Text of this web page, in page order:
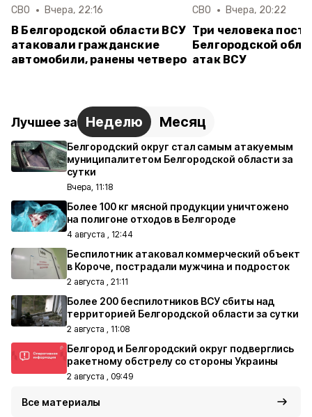
СВО Вчера, 22:16
В Белгородской области ВСУ
атаковали гражданские
автомобили, ранены четверо
СВО Вчера, 20:22
Три человека
Белгородской
атак ВСУ
Лучшее за Неделю Месяц
Белгородский округ стал самым атакуемым
муниципалитетом Белгородской области за
сутки
Вчера, 11:18
Более 100 кг мясной продукции уничтожено
на полигоне отходов в Белгороде
4 августа , 12:44
Беспилотник атаковал коммерческий объект
в Короче, пострадали мужчина и подросток
2 августа , 21:11
Более 200 беспилотников ВСУ сбиты над
территорией Белгородской области за сутки
2 августа , 11:08
Белгород и Белгородский округ подверглись
ракетному обстрелу со стороны Украины
2 августа , 09:49
Все материалы